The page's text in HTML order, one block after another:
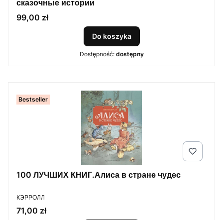
сказочные истории
Cena
99,00 zł
Do koszyka
Dostępność: dostępny
Bestseller
100 ЛУЧШИХ КНИГ.Алиса в стране чудес
PRODUCENT
КЭРРОЛЛ
Cena
71,00 zł